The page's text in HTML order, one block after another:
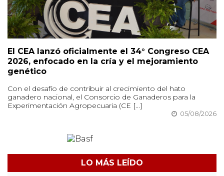
El CEA lanzó oficialmente el 34° Congreso CEA
2026, enfocado en la cría y el mejoramiento
genético
Con el desafío de contribuir al crecimiento del hato
ganadero nacional, el Consorcio de Ganaderos para la
Experimentación Agropecuaria (CE [...]
05/08/2026
LO MÁS LEÍDO